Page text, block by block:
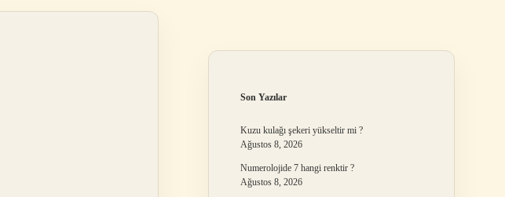
Son Yazılar
Kuzu kulağı şekeri yükseltir mi ?
Ağustos 8, 2026
Numerolojide 7 hangi renktir ?
Ağustos 8, 2026